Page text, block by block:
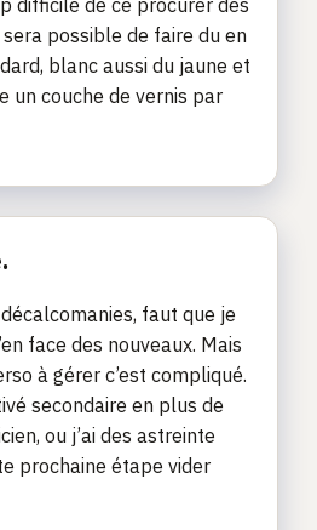
possible de faire du en
blanc aussi du jaune et
un couche de vernis par
faut que je
face des nouveaux. Mais
à gérer c’est compliqué.
secondaire en plus de
ou j’ai des astreinte
prochaine étape vider